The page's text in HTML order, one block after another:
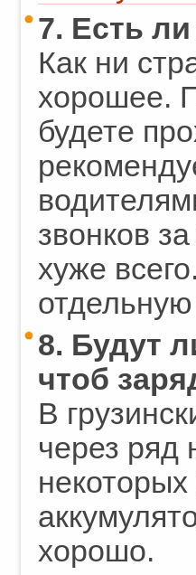
7. Есть
Как ни
хорошее.
будете
звонков
хуже
8. Будут
чтоб
В
через ряд
хорошо.